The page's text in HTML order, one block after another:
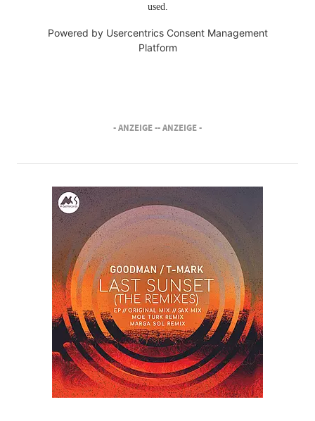
used.
Powered by Usercentrics Consent Management
Platform
- ANZEIGE -- ANZEIGE -